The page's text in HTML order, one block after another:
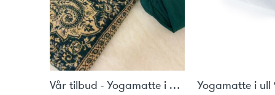
Vår tilbud - Yogamatte i ull, teppe og yogabukse